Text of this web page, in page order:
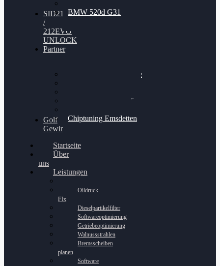
BMW 520d G31
SID212
/
212EVO
UNLOCK
Partner
Bilgenroth Performance
Chiptuning Schüttorf
Chiptuning Emsdetten
Golf
Gewinnspiel
Startseite
Über
uns
Leistungen
Oildruck
FIx
Dieselpartikelfilter
Softwareoptimierung
Getriebeoptimierung
Walnussstrahlen
Bremsscheiben
planen
Software